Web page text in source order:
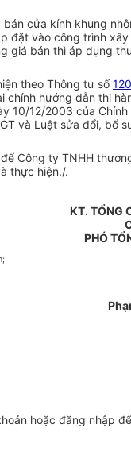
cửa kính khung
đặt vào công trình
giá bán thì áp dụng
theo Thông tư số
chính hướng dẫn thi
10/12/2003 của
và Luật sửa đổi, bổ
Công ty TNHH
thực hiện./.
KT. TỔNG
PHÓ
hoặc đăng nhập